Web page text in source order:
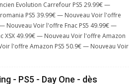
Evolution Carrefour PS5 29.99€ —
PS5 39.99€ — Nouveau Voir l'offre
Nouveau Voir l'offre Fnac PS5 49.99€ —
XSX 49.99€ — Nouveau Voir l'offre Amazon
l'offre Amazon PS5 50.9€ — Nouveau Voir
- PS5 - Day One - dès